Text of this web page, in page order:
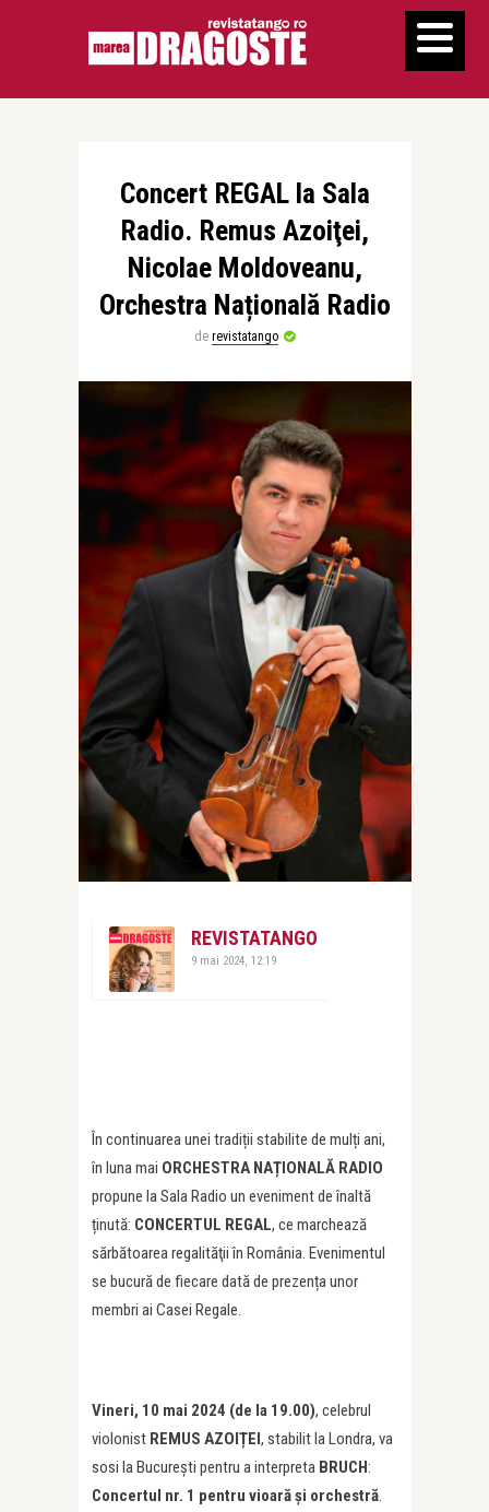
Concert REGAL la Sala
Radio. Remus Azoiţei,
Nicolae Moldoveanu,
Orchestra Națională Radio
de revistatango
REVISTATANGO
9 mai 2024, 12:19
În continuarea unei tradiții stabilite de mulți ani,
în luna mai ORCHESTRA NAȚIONALĂ RADIO
propune la Sala Radio un eveniment de înaltă
ținută: CONCERTUL REGAL, ce marchează
sărbătoarea regalităţii în România. Evenimentul
se bucură de fiecare dată de prezența unor
membri ai Casei Regale.
Vineri, 10 mai 2024 (de la 19.00), celebrul
violonist REMUS AZOIȚEI, stabilit la Londra, va
sosi la București pentru a interpreta BRUCH:
Concertul nr. 1 pentru vioară și orchestră.